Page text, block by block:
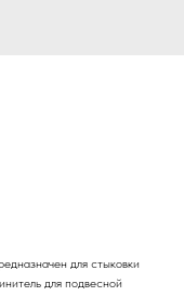
для стыковки
для подвесной